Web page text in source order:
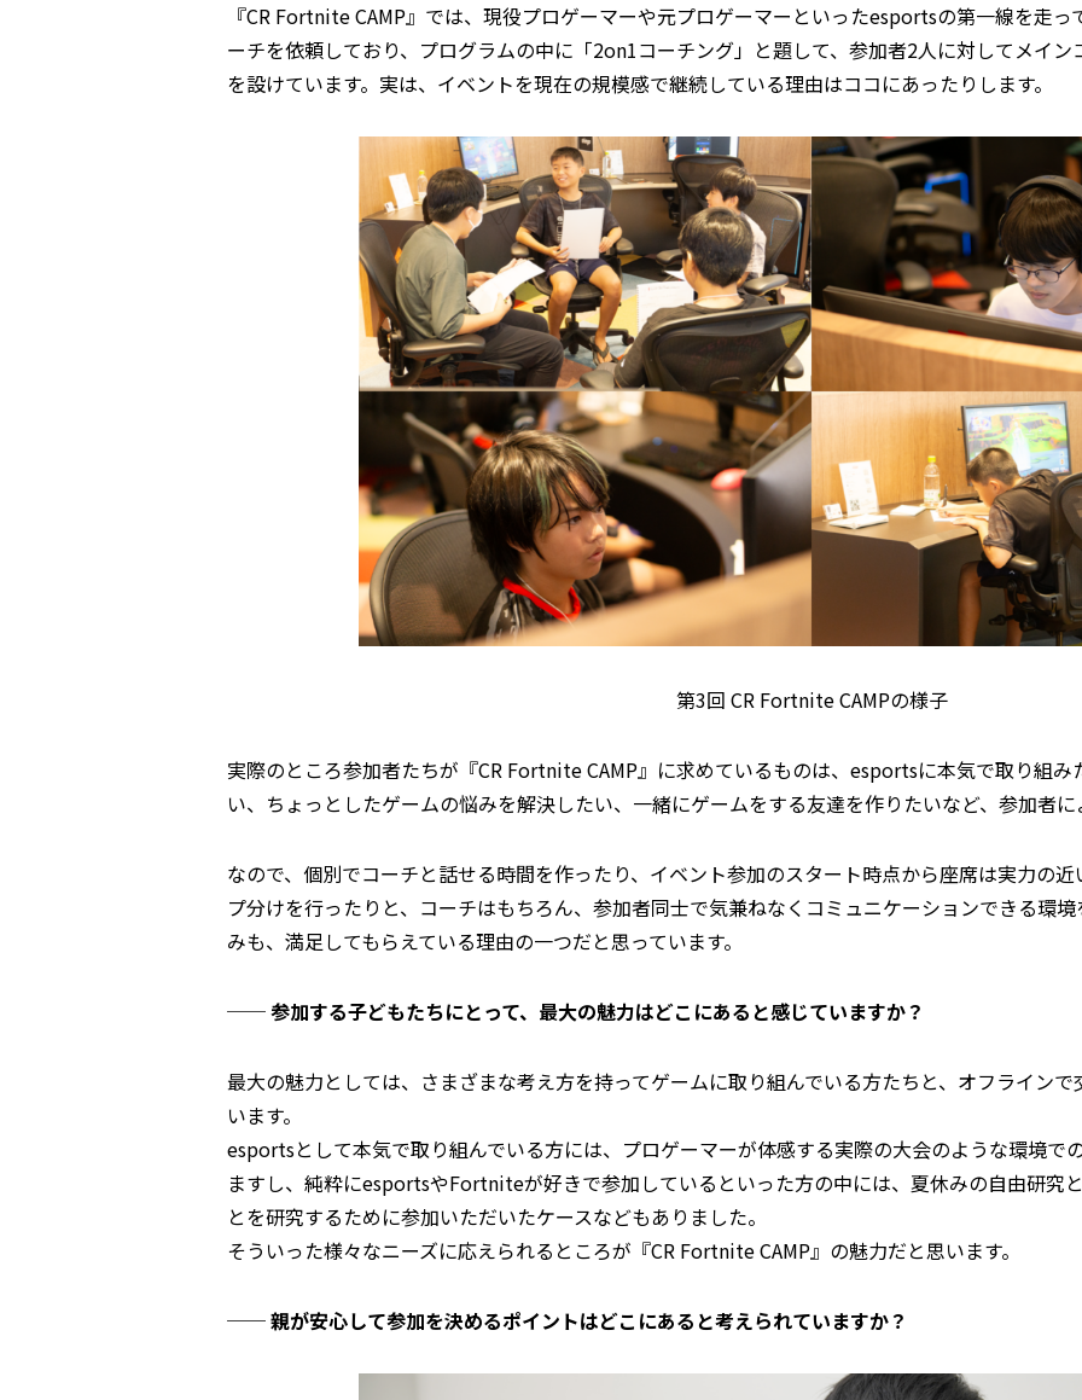
『CR Fortnite CAMP』では、現役プロゲーマーや元プロゲーマーといったesportsの第一線を走
ーチを依頼しており、プログラムの中に「2on1コーチング」と題して、参加者2人に対してメイ
を設けています。実は、イベントを現在の規模感で継続している理由はココにあったりします。
第3回 CR Fortnite CAMPの様子
実際のところ参加者たちが『CR Fortnite CAMP』に求めているものは、esportsに本気で取り組
い、ちょっとしたゲームの悩みを解決したい、一緒にゲームをする友達を作りたいなど、参加者
なので、個別でコーチと話せる時間を作ったり、イベント参加のスタート時点から座席は実力の
プ分けを行ったりと、コーチはもちろん、参加者同士で気兼ねなくコミュニケーションできる環
みも、満足してもらえている理由の一つだと思っています。
── 参加する子どもたちにとって、最大の魅力はどこにあると感じていますか？
最大の魅力としては、さまざまな考え方を持ってゲームに取り組んでいる方たちと、オフライン
います。
esportsとして本気で取り組んでいる方には、プロゲーマーが体感する実際の大会のような環境で
ますし、純粋にesportsやFortniteが好きで参加しているといった方の中には、夏休みの自由研究
とを研究するために参加いただいたケースなどもありました。
そういった様々なニーズに応えられるところが『CR Fortnite CAMP』の魅力だと思います。
── 親が安心して参加を決めるポイントはどこにあると考えられていますか？